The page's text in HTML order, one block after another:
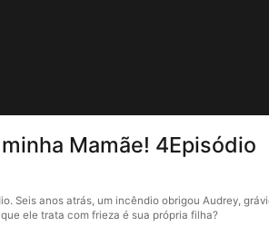
Mamãe! 4Episódio
Seis anos atrás, um incêndio obrigou Audrey,
ele trata com frieza é sua própria filha?